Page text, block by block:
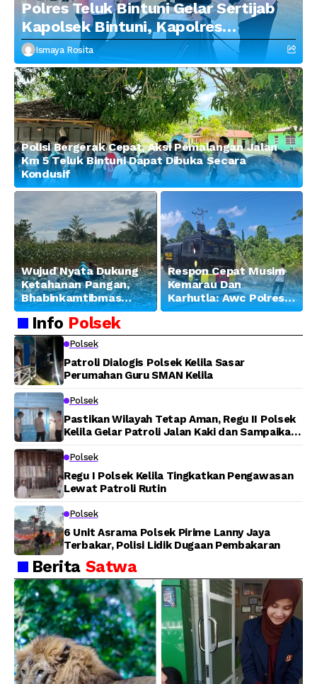
Polres Teluk Bintuni Gelar Sertijab
Kapolsek Bintuni, Kapolres
Tekankan Profesionalisme dan
Penguatan Sinergitas
Ismaya Rosita
Polisi Bergerak Cepat, Aksi Pemalangan Jalan
Km 5 Teluk Bintuni Dapat Dibuka Secara
Kondusif
Wujud Nyata Dukung
Ketahanan Pangan,
Bhabinkamtibmas
Banjar Ausoy Turun
Langsung Bantu
Warga Panen Jagung
Respon Cepat Musim
Kemarau Dan
Karhutla: Awc Polres
Teluk Bintuni
Lahan di Jalan Poros
Info Polsek
Polsek
Patroli Dialogis Polsek Kelila Sasar
Perumahan Guru SMAN Kelila
Polsek
Pastikan Wilayah Tetap Aman, Regu II Polsek
Kelila Gelar Patroli Jalan Kaki dan Sampaikan
Polsek
Regu I Polsek Kelila Tingkatkan Pengawasan
Lewat Patroli Rutin
Polsek
6 Unit Asrama Polsek Pirime Lanny Jaya
Terbakar, Polisi Lidik Dugaan Pembakaran
Berita Satwa